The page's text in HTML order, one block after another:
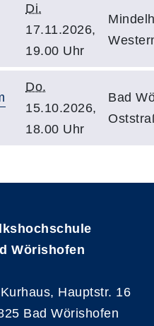
Di.
17.11.2026,
19.00 Uhr
Do.
15.10.2026,
18.00 Uhr
Bad
Wörishofen
Hauptstr. 16
Bad Wörishofen